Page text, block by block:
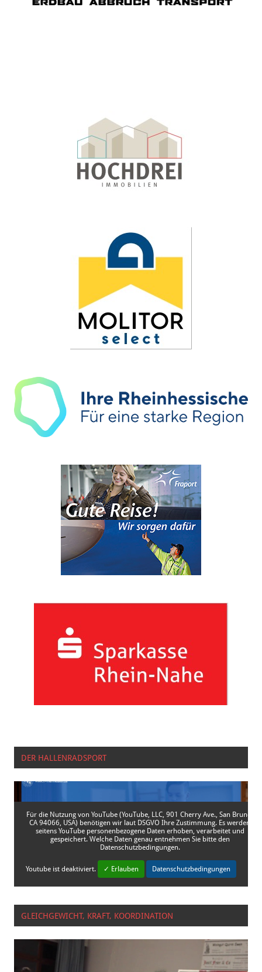
DER HALLENRADSPORT
Für die Nutzung von YouTube (YouTube, LLC, 901 Cherry Ave., San Bruno,
CA 94066, USA) benötigen wir laut DSGVO Ihre Zustimmung. Es werden
seitens YouTube personenbezogene Daten erhoben, verarbeitet und
gespeichert. Welche Daten genau entnehmen Sie bitte den
Datenschutzbedingungen.
Youtube ist deaktiviert. ✓ Erlauben Datenschutzbedingungen
GLEICHGEWICHT, KRAFT, KOORDINATION